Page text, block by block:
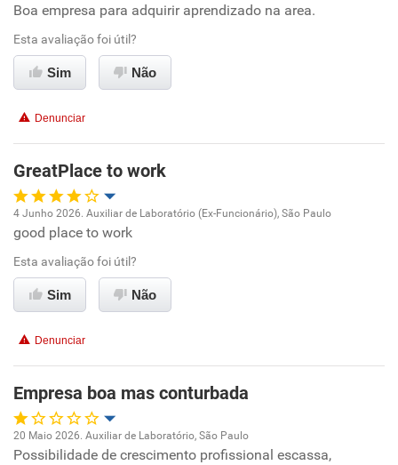
Oportunidade de promoção
Ambiente de trabalho
Benefícios
Recomenda esta empresa
Recomenda a diretoria
Boa empresa para adquirir aprendizado na area.
Esta avaliação foi útil?
Sim Não
Denunciar
GreatPlace to work
Oportunidade de promoção
Ambiente de trabalho
Benefícios
Recomenda esta empresa
Recomenda a diretoria
4 Junho 2026. Auxiliar de Laboratório (Ex-Funcionário), São Paulo
good place to work
Esta avaliação foi útil?
Sim Não
Denunciar
Empresa boa mas conturbada
Oportunidade de promoção
20 Maio 2026. Auxiliar de Laboratório, São Paulo
Possibilidade de crescimento profissional escassa,